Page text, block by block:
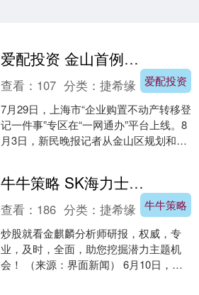
爱配投资 金山首例落地！企业不动产转移登记一件事全程网办，一小时即可拿证
爱配投资
查看： 107 分类：捷希缘
7月29日，上海市“企业购置不动产转移登
记一件事”专区在“一网通办”平台上线。8
月3日，新民晚报记者从金山区规划和自
牛牛策略 SK海力士将在综合评估后确定下一座芯片工厂选址
牛牛策略
查看： 186 分类：捷希缘
炒股就看金麒麟分析师研报，权威，专
业，及时，全面，助您挖掘潜力主题机
会！ （来源：界面新闻） 6月10日，据